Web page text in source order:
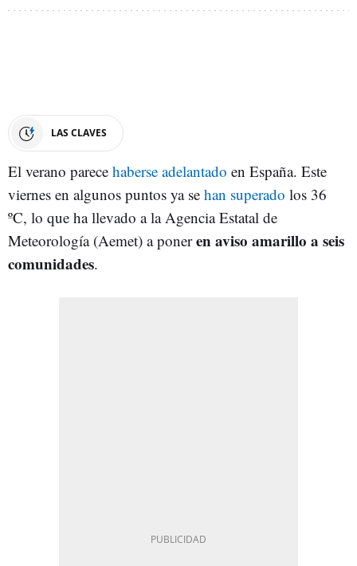
LAS CLAVES
El verano parece haberse adelantado en España. Este
viernes en algunos puntos ya se han superado los 36
ºC, lo que ha llevado a la Agencia Estatal de
Meteorología (Aemet) a poneren aviso amarillo a seis
comunidades.